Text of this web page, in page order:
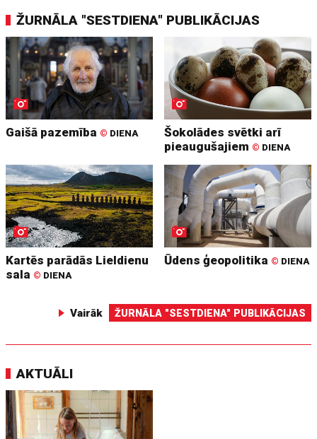
ŽURNĀLA "SESTDIENA" PUBLIKĀCIJAS
Gaišā pazemība © DIENA
Šokolādes svētki arī
pieaugušajiem © DIENA
Kartēs parādās Lieldienu
sala © DIENA
Ūdens ģeopolitika © DIENA
Vairāk ŽURNĀLA "SESTDIENA" PUBLIKĀCIJAS
AKTUĀLI